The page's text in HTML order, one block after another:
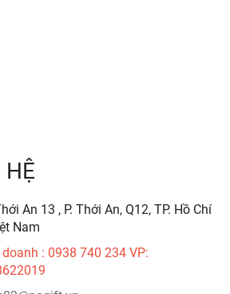
HỆ
An 13 , P. Thới An, Q12, TP. Hồ Chí
Nam
doanh : 0938 740 234 VP: